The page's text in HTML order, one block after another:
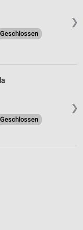
❯
Geschlossen
❯
Geschlossen